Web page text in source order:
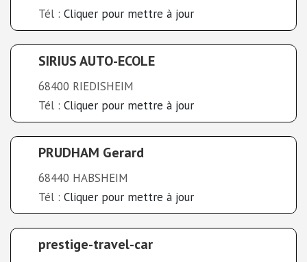
Tél : Cliquer pour mettre à jour
SIRIUS AUTO-ECOLE
68400 RIEDISHEIM
Tél : Cliquer pour mettre à jour
PRUDHAM Gerard
68440 HABSHEIM
Tél : Cliquer pour mettre à jour
prestige-travel-car